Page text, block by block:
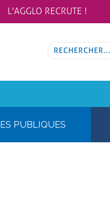
L'AGGLO RECRUTE !
PUBLIQUES